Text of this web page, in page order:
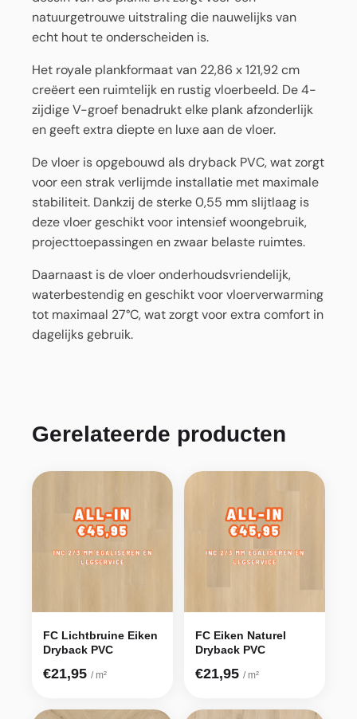
natuurgetrouwe uitstraling die nauwelijks van
echt hout te onderscheiden is.
Het royale plankformaat van 22,86 x 121,92 cm
creëert een ruimtelijk en rustig vloerbeeld. De 4-
zijdige V-groef benadrukt elke plank afzonderlijk
en geeft extra diepte en luxe aan de vloer.
De vloer is opgebouwd als dryback PVC, wat zorgt
voor een strak verlijmde installatie met maximale
stabiliteit. Dankzij de sterke 0,55 mm slijtlaag is
deze vloer geschikt voor intensief woongebruik,
projecttoepassingen en zwaar belaste ruimtes.
Daarnaast is de vloer onderhoudsvriendelijk,
waterbestendig en geschikt voor vloerverwarming
tot maximaal 27°C, wat zorgt voor extra comfort in
dagelijks gebruik.
Gerelateerde producten
FC Lichtbruine Eiken
Dryback PVC
€21,95 / m²
FC Eiken Naturel
Dryback PVC
€21,95 / m²